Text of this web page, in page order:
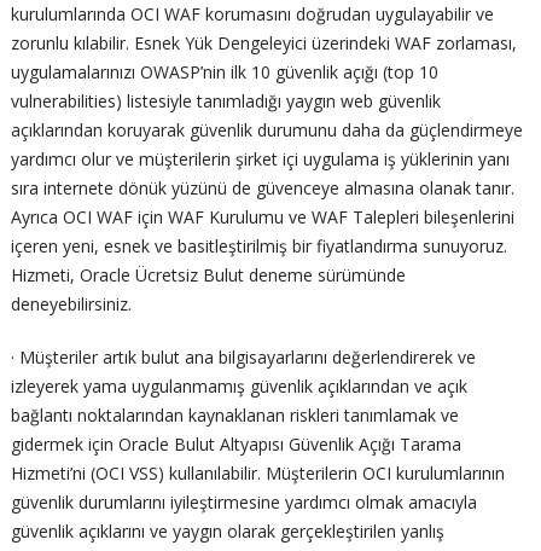
kurulumlarında OCI WAF korumasını doğrudan uygulayabilir ve
zorunlu kılabilir. Esnek Yük Dengeleyici üzerindeki WAF zorlaması,
uygulamalarınızı OWASP’nin ilk 10 güvenlik açığı (top 10
vulnerabilities) listesiyle tanımladığı yaygın web güvenlik
açıklarından koruyarak güvenlik durumunu daha da güçlendirmeye
yardımcı olur ve müşterilerin şirket içi uygulama iş yüklerinin yanı
sıra internete dönük yüzünü de güvenceye almasına olanak tanır.
Ayrıca OCI WAF için WAF Kurulumu ve WAF Talepleri bileşenlerini
içeren yeni, esnek ve basitleştirilmiş bir fiyatlandırma sunuyoruz.
Hizmeti, Oracle Ücretsiz Bulut deneme sürümünde
deneyebilirsiniz.
· Müşteriler artık bulut ana bilgisayarlarını değerlendirerek ve
izleyerek yama uygulanmamış güvenlik açıklarından ve açık
bağlantı noktalarından kaynaklanan riskleri tanımlamak ve
gidermek için Oracle Bulut Altyapısı Güvenlik Açığı Tarama
Hizmeti’ni (OCI VSS) kullanılabilir. Müşterilerin OCI kurulumlarının
güvenlik durumlarını iyileştirmesine yardımcı olmak amacıyla
güvenlik açıklarını ve yaygın olarak gerçekleştirilen yanlış